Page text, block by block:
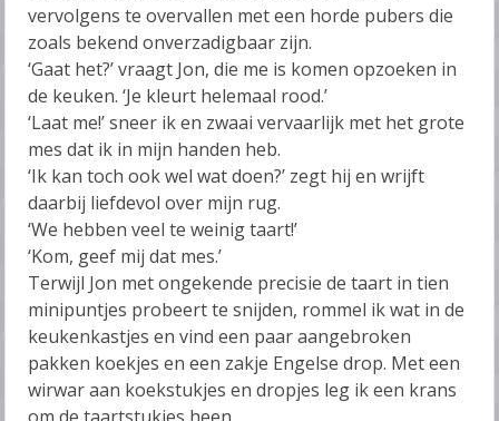
vervolgens te overvallen met een horde pubers die
zoals bekend onverzadigbaar zijn.
‘Gaat het?’ vraagt Jon, die me is komen opzoeken in
de keuken. ‘Je kleurt helemaal rood.’
‘Laat me!’ sneer ik en zwaai vervaarlijk met het grote
mes dat ik in mijn handen heb.
‘Ik kan toch ook wel wat doen?’ zegt hij en wrijft
daarbij liefdevol over mijn rug.
‘We hebben veel te weinig taart!’
‘Kom, geef mij dat mes.’
Terwijl Jon met ongekende precisie de taart in tien
minipuntjes probeert te snijden, rommel ik wat in de
keukenkastjes en vind een paar aangebroken
pakken koekjes en een zakje Engelse drop. Met een
wirwar aan koekstukjes en dropjes leg ik een krans